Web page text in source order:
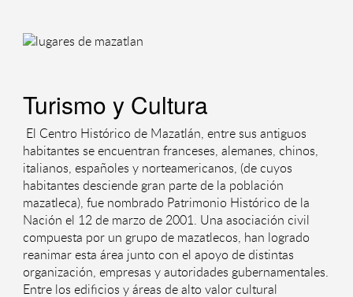
Turismo y Cultura
El Centro Histórico de Mazatlán, entre sus antiguos
habitantes se encuentran franceses, alemanes, chinos,
italianos, españoles y norteamericanos, (de cuyos
habitantes desciende gran parte de la población
mazatleca), fue nombrado Patrimonio Histórico de la
Nación el 12 de marzo de 2001. Una asociación civil
compuesta por un grupo de mazatlecos, han logrado
reanimar esta área junto con el apoyo de distintas
organización, empresas y autoridades gubernamentales.
Entre los edificios y áreas de alto valor cultural